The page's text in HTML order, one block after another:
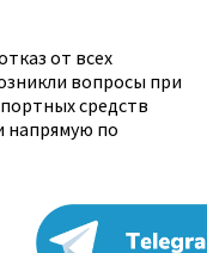
от всех
вопросы при
средств
напрямую по